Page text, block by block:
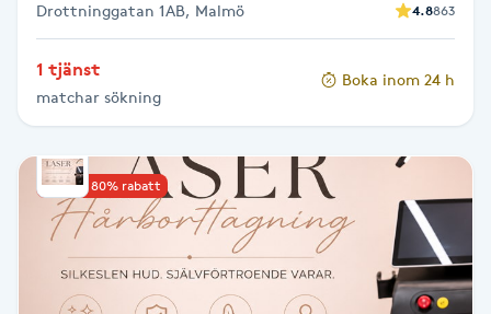
Kemisk peeling
Keratinbehandling
Kinesiologi
Kinesisk medicin
Drottninggatan 1AB, Malmö 4.8863
1 tjänst
matchar sökning
Boka inom 24 h
Upp till 80% rabatt